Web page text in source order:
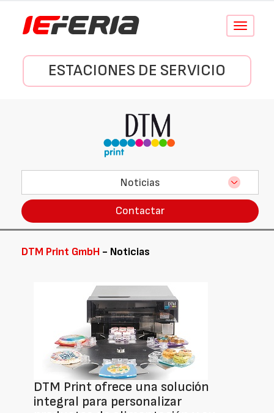
Conmutar
ESTACIONES DE SERVICIO
Noticias
Contactar
DTM Print GmbH - Noticias
DTM Print ofrece una solución
integral para personalizar